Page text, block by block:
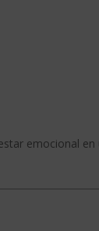
emocional en